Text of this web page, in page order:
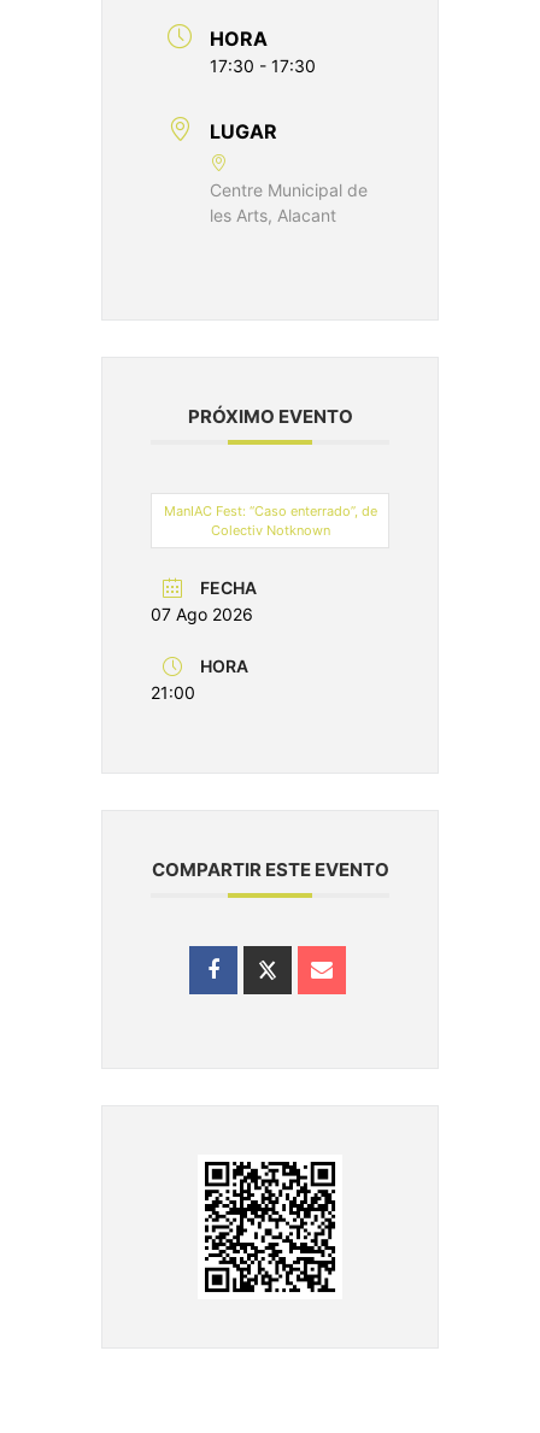
HORA
17:30 - 17:30
LUGAR
Centre Municipal de
les Arts, Alacant
PRÓXIMO EVENTO
ManIAC Fest: “Caso enterrado”, de
Colectiv Notknown
FECHA
07 Ago 2026
HORA
21:00
COMPARTIR ESTE EVENTO